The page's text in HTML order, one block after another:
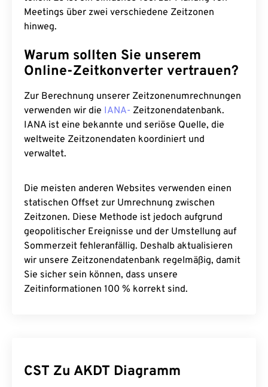
Meetings über zwei verschiedene Zeitzonen
hinweg.
Warum sollten Sie unserem
Online-Zeitkonverter vertrauen?
Zur Berechnung unserer Zeitzonenumrechnungen
verwenden wir die IANA- Zeitzonendatenbank.
IANA ist eine bekannte und seriöse Quelle, die
weltweite Zeitzonendaten koordiniert und
verwaltet.
Die meisten anderen Websites verwenden einen
statischen Offset zur Umrechnung zwischen
Zeitzonen. Diese Methode ist jedoch aufgrund
geopolitischer Ereignisse und der Umstellung auf
Sommerzeit fehleranfällig. Deshalb aktualisieren
wir unsere Zeitzonendatenbank regelmäßig, damit
Sie sicher sein können, dass unsere
Zeitinformationen 100 % korrekt sind.
CST Zu AKDT Diagramm